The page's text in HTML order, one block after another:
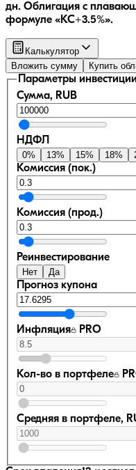
дн. Облигация с
формуле «КС+3.5%».
Калькулятор
Вложить сумму
Купить
Параметры инвестиции
Сумма, RUB
НДФЛ
0% 13% 15% 18%
Комиссия (пок.)
Комиссия (прод.)
Реинвестирование
Нет Да
Прогноз купона
Инфляция PRO
Кол-во в портфеле
Средняя в портфеле,